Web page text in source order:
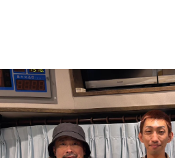
トピックス
TBS Podcast
お知らせ
イベント・グッズ
YouTube
会社情報